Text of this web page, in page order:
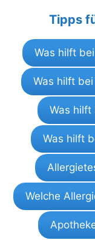
Tipps
Was hilft
Was hilft
Was hilft
Was hilft
Welche